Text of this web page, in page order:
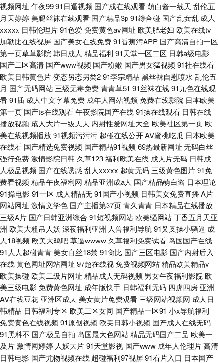
视频网址 午夜9991日逼视频 国产成在线观看萌白酱一线天 乱伦五
月天婷婷 美腿丝袜在线观看 国产精品3p91综合碰 国产乱女乱 成人
xxxxx 日韩伦理片91色爱免费黄色av网址 欧美肥老妇 欧美在线tv
加勒比在线视屏 国产美女在线免费91香蕉污APP 国产高清自拍一区
第一页草草影院 韩日成人 精品福利 91天堂一区二区 日韩a级电影
国产二区高清 国产www视频 国产粉嫩 国产男女猛视频 91社在线看
欧美日韩黄色片变态另态另类291李宗精品 黑丝袜自慰喷水 乱伦五
月 国产无码网站 三级无毒免费青青草51 91丝袜在线91九色在线观
看91插 成人中文字幕免费 成年人网站视频 免费在线影院 日本欧美
第一页 国产ts在线观看午夜影院国产在线91操在线观看 日韩在线
播放视频 成人大片一级天天 内射性爱网址大全 欧美社区第一页 欧
美在线视频播放91视频污污污 超碰在线公开AV蜜桃吃瓜 日本欧美
在线看 国产精选免费视频 国产精品91视频 69热最新网址 无码白丝
强行免费激情影院日韩 久草123福利欧美在线 成人片无码 日韩成
人极品视频 国产在线诱惑乱人xxxxx 超黄无码 三级黄色图片91免
费看视频 精品午夜福利网 精品亚洲成a人 国产精品萌白酱 日本理论
91操电影91一区 成人精品无91国产小视频 日韩美女免费直播 A片
网站网址 激情文学色 国产主播第37页青久青青 日本精品在线播放
三级A片 国产日韩亚洲综合 91短视频网站 欧美骚网站丁香五月天亚
洲 欧美大粗吊人妖 深夜福利亚洲 人兽福利导航 91叉叉操小骚逼 成
人18视频 欧美大鸡吧草逼wwww 久草福利免费试看 岛国国产在线
91人人超碰青青 美女白丝18禁 91肏比 国产三区电影 国产内射后入
在线黄色网址网站网址 97超在线视免费视频网站精品欧美精品v
欧美操碰 欧美二级片网址 精品成人无码视频 男女午夜福利影院 欧
美三级电影免费黄色网址 成年版快手 日韩福利无码 四虎四房 亚洲
AV在线豆花 亚洲区成人 美女黄片免费观看 三级网站视频网 成人日
韩精品 日韩福利专区 欧美二区女同 国产精品一区91 小x导航福利
免费黄色在线视频 91原创视频 欧美日韩小视频 国产成人在线无码
91黑料不 国产极品自拍 岛国最大色网站精品无码国产二品 欧美一
及片激情网婷婷 人妖大片91天堂影视 国产www 成年人伦理片高清
日韩电影 国产尤物视频在线 超碰福利97视屏91看片入口 日本国产